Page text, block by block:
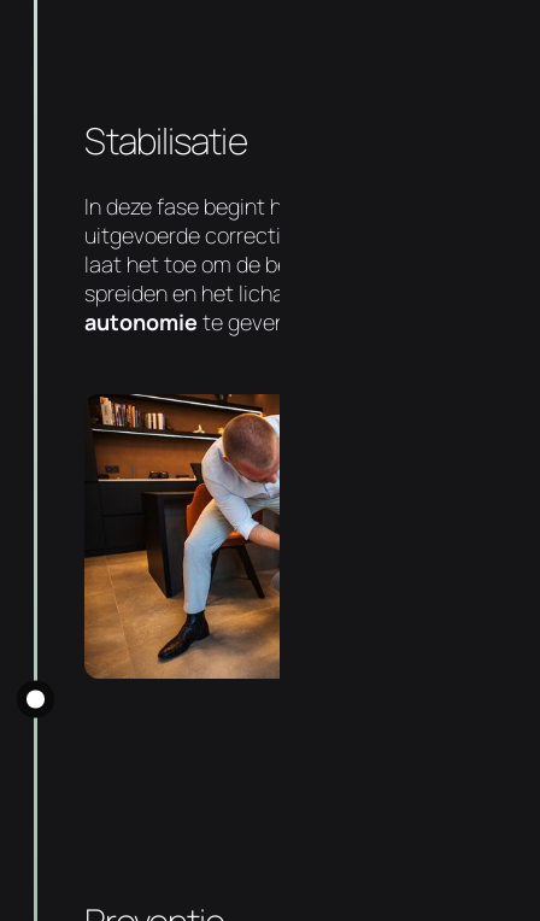
Stabilisatie
In deze fase begint het lichaam de
uitgevoerde correcties te integreren. Dit
laat het toe om de behandelingen meer te
spreiden en het lichaam op die manier meer
autonomie te geven.